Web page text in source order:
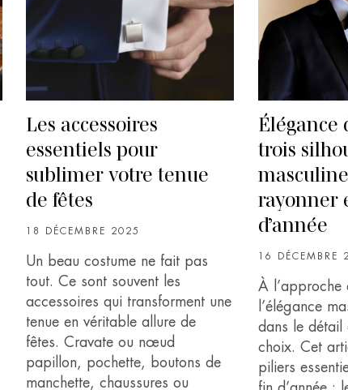
Les accessoires
essentiels pour
sublimer votre tenue
de fêtes
18 DÉCEMBRE 2025
Un beau costume ne fait pas
tout. Ce sont souvent les
accessoires qui transforment une
tenue en véritable allure de
fêtes. Cravate ou nœud
papillon, pochette, boutons de
manchette, chaussures ou
Élégance
trois
rayonner
d’année
16 DÉCEMBRE
À l’approche
l’élégance
dans le détail
choix. Cet
piliers